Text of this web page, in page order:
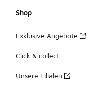
Shop
Exklusive Angebote
Click & collect
Unsere Filialen